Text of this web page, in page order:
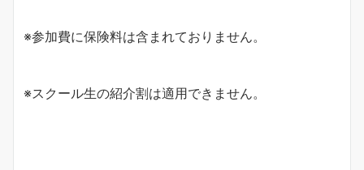
※参加費に保険料は含まれておりません。
※スクール生の紹介割は適用できません。